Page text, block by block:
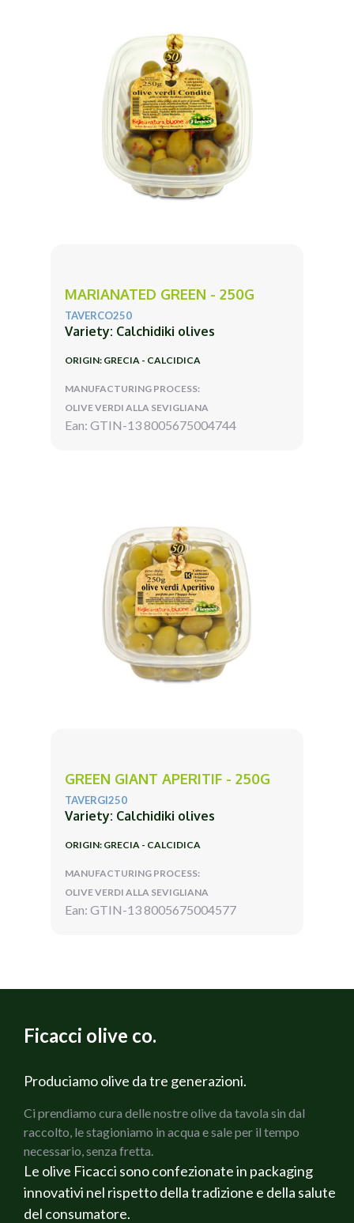
MARIANATED GREEN - 250G
TAVERCO250
Variety: Calchidiki olives
ORIGIN: GRECIA - CALCIDICA
MANUFACTURING PROCESS:
OLIVE VERDI ALLA SEVIGLIANA
Ean: GTIN-13 8005675004744
GREEN GIANT APERITIF - 250G
TAVERGI250
Variety: Calchidiki olives
ORIGIN: GRECIA - CALCIDICA
MANUFACTURING PROCESS:
OLIVE VERDI ALLA SEVIGLIANA
Ean: GTIN-13 8005675004577
Ficacci olive co.
Produciamo olive da tre generazioni.
Ci prendiamo cura delle nostre olive da tavola sin dal
raccolto, le stagioniamo in acqua e sale per il tempo
necessario, senza fretta.
Le olive Ficacci sono confezionate in packaging
innovativi nel rispetto della tradizione e della salute
del consumatore.